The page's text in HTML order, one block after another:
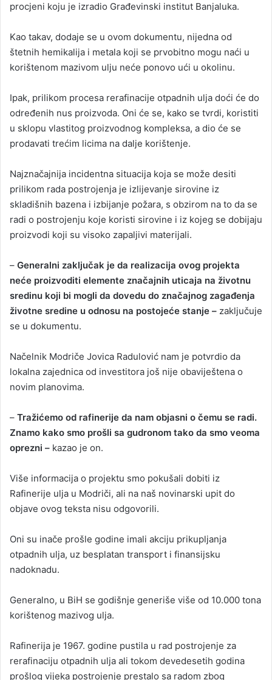
procjeni koju je izradio Građevinski institut Banjaluka.
Kao takav, dodaje se u ovom dokumentu, nijedna od
štetnih hemikalija i metala koji se prvobitno mogu naći u
korištenom mazivom ulju neće ponovo ući u okolinu.
Ipak, prilikom procesa rerafinacije otpadnih ulja doći će do
određenih nus proizvoda. Oni će se, kako se tvrdi, koristiti
u sklopu vlastitog proizvodnog kompleksa, a dio će se
prodavati trećim licima na dalje korištenje.
Najznačajnija incidentna situacija koja se može desiti
prilikom rada postrojenja je izlijevanje sirovine iz
skladišnih bazena i izbijanje požara, s obzirom na to da se
radi o postrojenju koje koristi sirovine i iz kojeg se dobijaju
proizvodi koji su visoko zapaljivi materijali.
– Generalni zaključak je da realizacija ovog projekta
neće proizvoditi elemente značajnih uticaja na životnu
sredinu koji bi mogli da dovedu do značajnog zagađenja
životne sredine u odnosu na postojeće stanje – zaključuje
se u dokumentu.
Načelnik Modriče Jovica Radulović nam je potvrdio da
lokalna zajednica od investitora još nije obaviještena o
novim planovima.
– Tražićemo od rafinerije da nam objasni o čemu se radi.
Znamo kako smo prošli sa gudronom tako da smo veoma
oprezni – kazao je on.
Više informacija o projektu smo pokušali dobiti iz
Rafinerije ulja u Modriči, ali na naš novinarski upit do
objave ovog teksta nisu odgovorili.
Oni su inače prošle godine imali akciju prikupljanja
otpadnih ulja, uz besplatan transport i finansijsku
nadoknadu.
Generalno, u BiH se godišnje generiše više od 10.000 tona
korištenog mazivog ulja.
Rafinerija je 1967. godine pustila u rad postrojenje za
rerafinaciju otpadnih ulja ali tokom devedesetih godina
prošlog vijeka postrojenje prestalo sa radom zbog